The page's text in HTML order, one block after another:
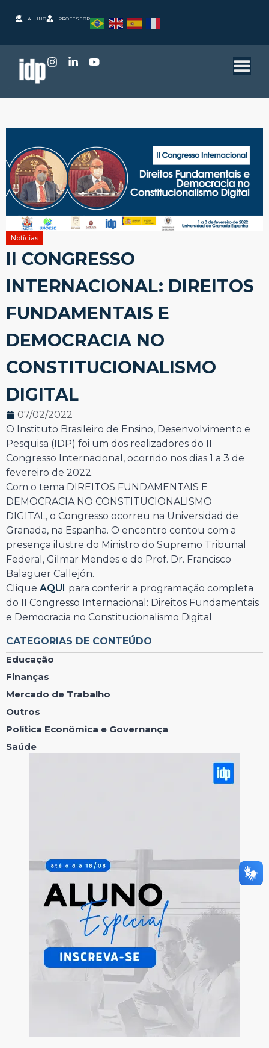
ALUNO PROFESSOR
Notícias
II CONGRESSO
INTERNACIONAL: DIREITOS
FUNDAMENTAIS E
DEMOCRACIA NO
CONSTITUCIONALISMO
DIGITAL
07/02/2022
O Instituto Brasileiro de Ensino, Desenvolvimento e
Pesquisa (IDP) foi um dos realizadores do II
Congresso Internacional, ocorrido nos dias 1 a 3 de
fevereiro de 2022.
Com o tema DIREITOS FUNDAMENTAIS E
DEMOCRACIA NO CONSTITUCIONALISMO
DIGITAL, o Congresso ocorreu na Universidad de
Granada, na Espanha. O encontro contou com a
presença ilustre do Ministro do Supremo Tribunal
Federal, Gilmar Mendes e do Prof. Dr. Francisco
Balaguer Callejón.
Clique AQUI para conferir a programação completa
do II Congresso Internacional: Direitos Fundamentais
e Democracia no Constitucionalismo Digital
CATEGORIAS DE CONTEÚDO
Educação
Finanças
Mercado de Trabalho
Outros
Política Econômica e Governança
Saúde